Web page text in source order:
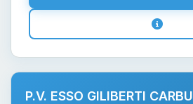
P.V. ESSO GILIBERTI